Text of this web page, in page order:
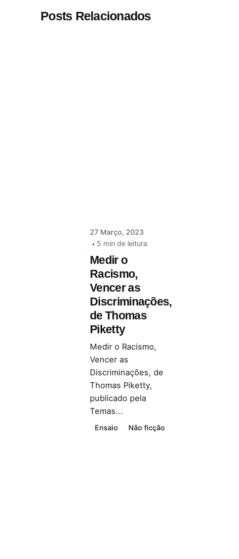
Posts Relacionados
27 Março, 2023
5 min de leitura
Medir o
Racismo,
Vencer as
Discriminações,
de Thomas
Piketty
Medir o Racismo,
Vencer as
Discriminações, de
Thomas Piketty,
publicado pela
Temas...
Ensaio Não ficção